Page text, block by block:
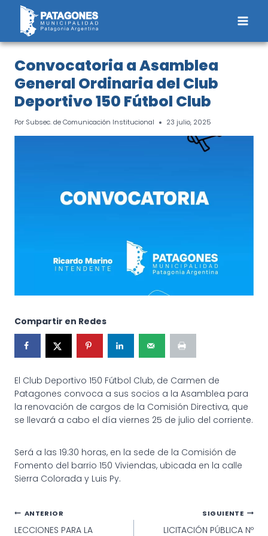
Saltar
contenido
Convocatoria a Asamblea
General Ordinaria del Club
Deportivo 150 Fútbol Club
Por Subsec. de Comunicación Institucional 23 julio, 2025
Compartir en Redes
El Club Deportivo 150 Fútbol Club, de Carmen de
Patagones convoca a sus socios a la Asamblea para
la renovación de cargos de la Comisión Directiva, que
se llevará a cabo el día viernes 25 de julio del corriente.
Será a las 19:30 horas, en la sede de la Comisión de
Fomento del barrio 150 Viviendas, ubicada en la calle
Sierra Colorada y Luis Py.
Navegación
ANTERIOR
LECCIONES PARA LA
SIGUIENTE
LICITACIÓN PÚBLICA Nº